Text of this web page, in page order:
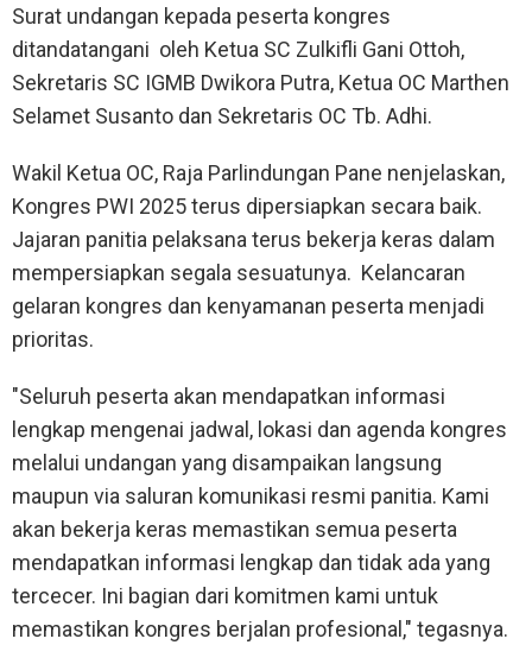
Surat undangan kepada peserta kongres
ditandatangani oleh Ketua SC Zulkifli Gani Ottoh,
Sekretaris SC IGMB Dwikora Putra, Ketua OC Marthen
Selamet Susanto dan Sekretaris OC Tb. Adhi.
Wakil Ketua OC, Raja Parlindungan Pane nenjelaskan,
Kongres PWI 2025 terus dipersiapkan secara baik.
Jajaran panitia pelaksana terus bekerja keras dalam
mempersiapkan segala sesuatunya. Kelancaran
gelaran kongres dan kenyamanan peserta menjadi
prioritas.
"Seluruh peserta akan mendapatkan informasi
lengkap mengenai jadwal, lokasi dan agenda kongres
melalui undangan yang disampaikan langsung
maupun via saluran komunikasi resmi panitia. Kami
akan bekerja keras memastikan semua peserta
mendapatkan informasi lengkap dan tidak ada yang
tercecer. Ini bagian dari komitmen kami untuk
memastikan kongres berjalan profesional," tegasnya.